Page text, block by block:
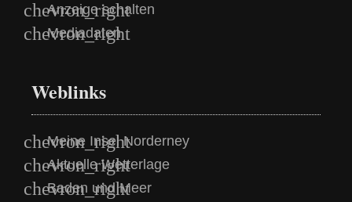
Anzeige schalten
Mediadaten
Weblinks
Meine Insel Norderney
Aktuelle Wetterlage
Baden und Meer